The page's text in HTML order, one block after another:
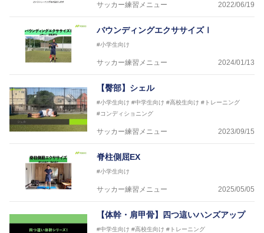
サッカー練習メニュー 2022/06/19
バウンディングエクササイズⅠ
#小学生向け
サッカー練習メニュー 2024/01/13
【臀部】シェル
#小学生向け #中学生向け #高校生向け #トレーニング
#コンディショニング
サッカー練習メニュー 2023/09/15
脊柱側屈EX
#小学生向け
サッカー練習メニュー 2025/05/05
【体幹・肩甲骨】四つ這いハンズアップ
#中学生向け #高校生向け #トレーニング